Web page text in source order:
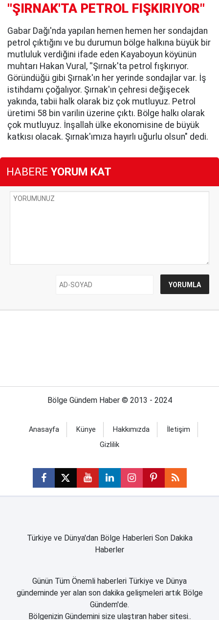
''ŞIRNAK'TA PETROL FIŞKIRIYOR"
Gabar Dağı'nda yapılan hemen hemen her sondajdan
petrol çıktığını ve bu durumun bölge halkına büyük bir
mutluluk verdiğini ifade eden Kayaboyun köyünün
muhtarı Hakan Vural, ''Şırnak'ta petrol fışkırıyor.
Göründüğü gibi Şırnak'ın her yerinde sondajlar var. İş
istihdamı çoğalıyor. Şırnak'ın çehresi değişecek
yakında, tabii halk olarak biz çok mutluyuz. Petrol
üretimi 58 bin varilin üzerine çıktı. Bölge halkı olarak
çok mutluyuz. İnşallah ülke ekonomisine de büyük
katkısı olacak. Şırnak'ımıza hayırlı uğurlu olsun" dedi.
HABERE YORUM KAT
Bölge Gündem Haber © 2013 - 2024
Anasayfa Künye Hakkımızda
İletişim
Gizlilik
Türkiye ve Dünya'dan Bölge Haberleri Son Dakika
Haberler
Günün Tüm Önemli haberleri Türkiye ve Dünya
gündeminde yer alan son dakika gelişmeleri artık Bölge
Gündem'de.
Bölgenizin Gündemini size ulaştıran haber sitesi..